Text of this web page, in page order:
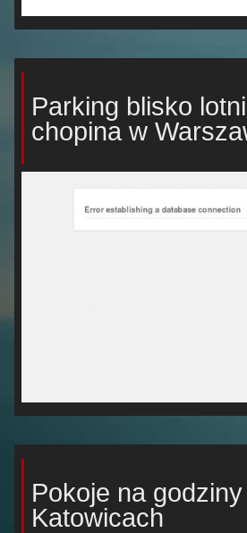
Parking blisko
chopina w
Pokoje na
Katowicach